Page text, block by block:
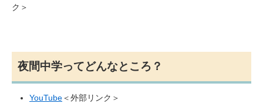
ク＞
夜間中学ってどんなところ？
YouTube＜外部リンク＞